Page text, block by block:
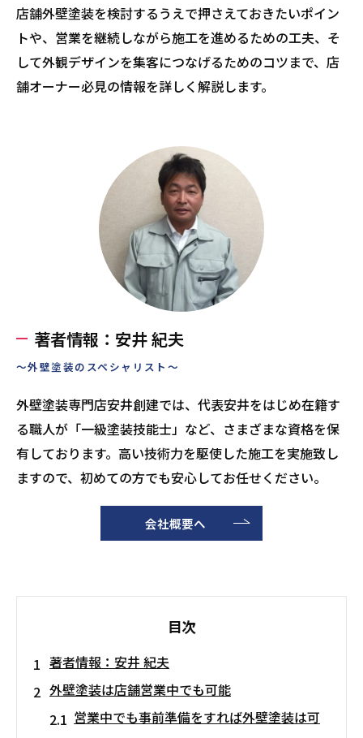
店舗外壁塗装を検討するうえで押さえておきたいポイン
トや、営業を継続しながら施工を進めるための工夫、そ
して外観デザインを集客につなげるためのコツまで、店
舗オーナー必見の情報を詳しく解説します。
著者情報：安井 紀夫
～外壁塗装のスペシャリスト～
外壁塗装専門店安井創建では、代表安井をはじめ在籍す
る職人が「一級塗装技能士」など、さまざまな資格を保
有しております。高い技術力を駆使した施工を実施致し
ますので、初めての方でも安心してお任せください。
会社概要へ
目次
著者情報：安井 紀夫
外壁塗装は店舗営業中でも可能
営業中でも事前準備をすれば外壁塗装は可